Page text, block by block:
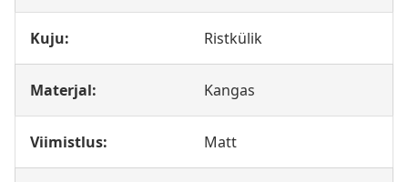
Kuju: Ristkülik
Materjal: Kangas
Viimistlus: Matt